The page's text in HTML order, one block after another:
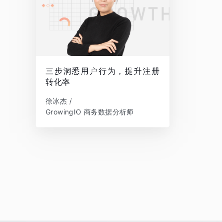
三步洞悉用户行为，提升注册
转化率
徐冰杰 /
GrowingIO 商务数据分析师